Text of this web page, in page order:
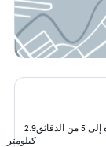
2.9
كيلومتر